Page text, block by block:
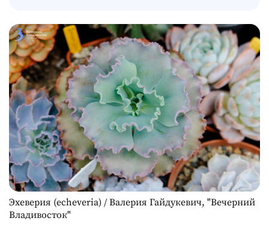
Эхеверия (echeveria) / Валерия Гайдукевич, "Вечерний
Владивосток"